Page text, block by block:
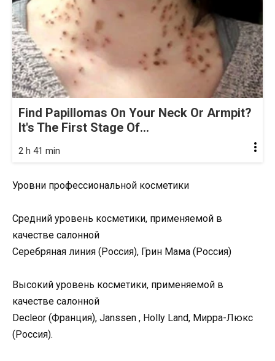
Find Papillomas On Your Neck Or Armpit?
It's The First Stage Of...
2 h 41 min
Уровни профессиональной косметики
Средний уровень косметики, применяемой в
качестве салонной
Серебряная линия (Россия), Грин Мама (Россия)
Высокий уровень косметики, применяемой в
качестве салонной
Decleor (Франция), Janssen , Holly Land, Мирра-Люкс
(Россия).